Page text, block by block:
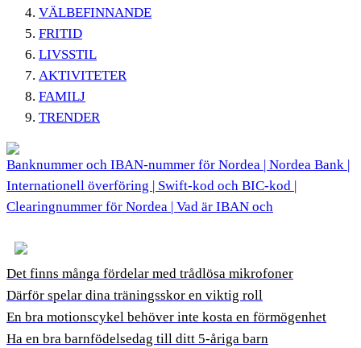
VÄLBEFINNANDE
FRITID
LIVSSTIL
AKTIVITETER
FAMILJ
TRENDER
Banknummer och IBAN-nummer för Nordea | Nordea Bank |
Internationell överföring | Swift-kod och BIC-kod |
Clearingnummer för Nordea | Vad är IBAN och
Det finns många fördelar med trådlösa mikrofoner
Därför spelar dina träningsskor en viktig roll
En bra motionscykel behöver inte kosta en förmögenhet
Ha en bra barnfödelsedag till ditt 5-åriga barn